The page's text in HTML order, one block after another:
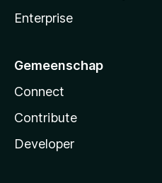
Enterprise
Gemeenschap
Connect
Contribute
Developer